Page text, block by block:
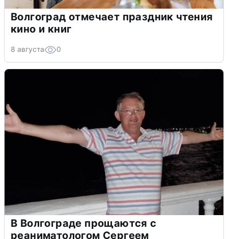
Волгоград отмечает праздник чтения
кино и книг
8 августа 0
В Волгограде прощаются с
реаниматологом Сергеем